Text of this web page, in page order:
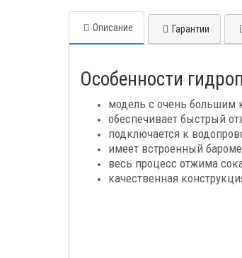
Описание Гарантии
Особенности
модель с очень большим
обеспечивает быстрый
подключается к
имеет встроенный
весь процесс отжима
качественная